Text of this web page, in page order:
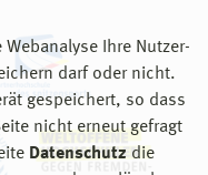
Ihre Nutzer-
darf oder nicht.
gespeichert, so dass
nicht erneut gefragt
Datenschutz die